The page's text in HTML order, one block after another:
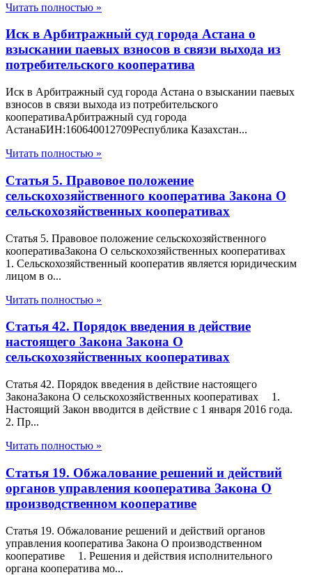
Читать полностью »
Иск в Арбитражный суд города Астана о
взыскании паевых взносов в связи выхода из
потребительского кооператива
Иск в Арбитражный суд города Астана о взыскании паевых
взносов в связи выхода из потребительского
кооперативаАрбитражный суд города
АстанаБИН:160640012709Республика Казахстан...
Читать полностью »
Статья 5. Правовое положение
сельскохозяйственного кооператива Закона О
сельскохозяйственных кооперативах
Статья 5. Правовое положение сельскохозяйственного
кооперативаЗакона О сельскохозяйственных кооперативах
1. Сельскохозяйственный кооператив является юридическим
лицом в о...
Читать полностью »
Статья 42. Порядок введения в действие
настоящего Закона Закона О
сельскохозяйственных кооперативах
Статья 42. Порядок введения в действие настоящего
ЗаконаЗакона О сельскохозяйственных кооперативах 1.
Настоящий Закон вводится в действие с 1 января 2016 года.
2. Пр...
Читать полностью »
Статья 19. Обжалование решений и действий
органов управления кооператива Закона О
производственном кооперативе
Статья 19. Обжалование решений и действий органов
управления кооператива Закона О производственном
кооперативе 1. Решения и действия исполнительного
органа кооператива мо...